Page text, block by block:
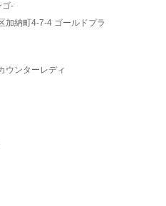
ゴ-
加納町4-7-4 ゴールドプラ
ウンターレディ